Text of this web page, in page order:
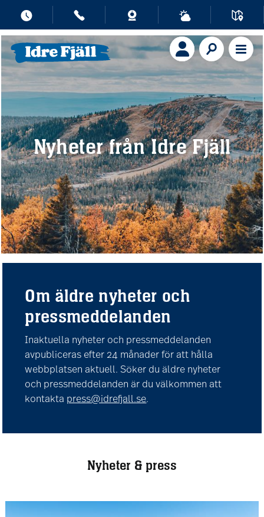
Nyheter från Idre Fjäll
Om äldre nyheter och
pressmeddelanden
Inaktuella nyheter och pressmeddelanden
avpubliceras efter 24 månader för att hålla
webbplatsen aktuell. Söker du äldre nyheter
och pressmeddelanden är du välkommen att
kontakta press@idrefjall.se.
Nyheter & press